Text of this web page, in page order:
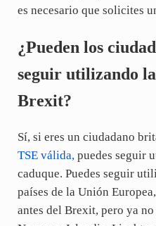
es necesario que solicites
¿Pueden los
seguir utilizando
Brexit?
Sí, si eres un ciudadano
TSE válida, puedes seguir
caduque. Puedes seguir
países de la Unión
antes del Brexit, pero ya